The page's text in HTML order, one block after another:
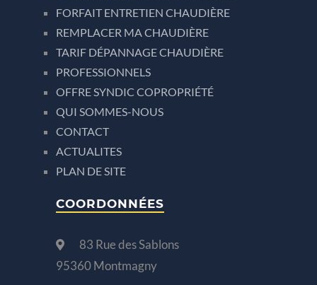
FORFAIT ENTRETIEN CHAUDIÈRE
REMPLACER MA CHAUDIÈRE
TARIF DÉPANNAGE CHAUDIÈRE
PROFESSIONNELS
OFFRE SYNDIC COPROPRIÉTÉ
QUI SOMMES-NOUS
CONTACT
ACTUALITES
PLAN DE SITE
COORDONNÉES
83 Rue des Sablons
95360 Montmagny